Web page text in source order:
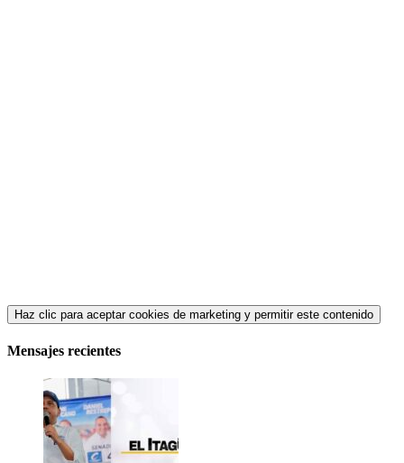
Haz clic para aceptar cookies de marketing y permitir este contenido
Mensajes recientes